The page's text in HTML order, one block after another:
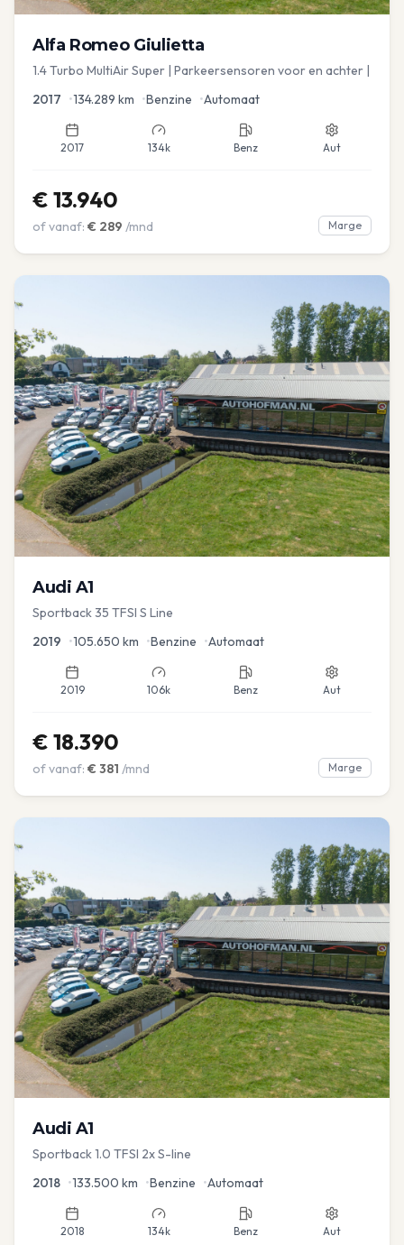
Alfa Romeo Giulietta
1.4 Turbo MultiAir Super | Parkeersensoren voor en achter |
2017 •134.289 km •Benzine •Automaat
2017 134k Benz Aut
€ 13.940
of vanaf: € 289 /mnd Marge
Audi A1
Sportback 35 TFSI S Line
2019 •105.650 km •Benzine •Automaat
2019 106k Benz Aut
€ 18.390
of vanaf: € 381 /mnd Marge
Audi A1
Sportback 1.0 TFSI 2x S-line
2018 •133.500 km •Benzine •Automaat
2018 134k Benz Aut